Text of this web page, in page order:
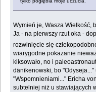
Wymień je, Wasza Wielkość,
Ja - na pierwszy rzut oka -
rozwinięcie się
wiarygodne pokazanie
kiksowało, no i
dänikenowski, bo "Odyseja..."
"Wspomnieniami..." Ericha
subtelniej niż u stawiających